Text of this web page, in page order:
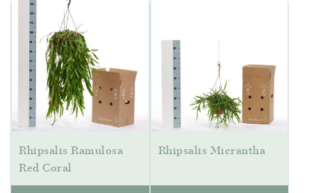
Rhipsalis Ramulosa
Red Coral
Rhipsalis Micrantha